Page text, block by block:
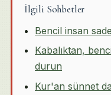
İlgili Sohbetler
Bencil insan
Kabalıktan,
durun
Kur'an sünnet